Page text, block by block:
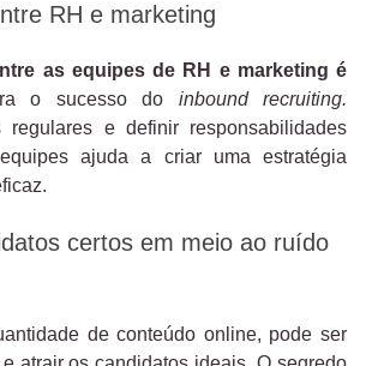
RH e marketing
as equipes de RH e marketing é
o sucesso do inbound recruiting.
regulares e definir responsabilidades
ajuda a criar uma estratégia
certos em meio ao ruído
de conteúdo online, pode ser